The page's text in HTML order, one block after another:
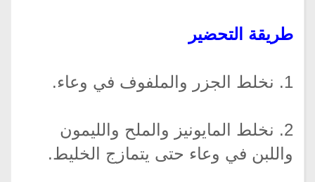
طريقة التحضير
1. نخلط الجزر والملفوف في وعاء.
2. نخلط المايونيز والملح والليمون
واللبن في وعاء حتى يتمازج الخليط.